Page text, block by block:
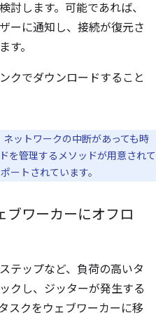
討します。可能であれば、
ーに通知し、接続が復元さ
す。
クでダウンロードすること
ネットワークの中断があっても時
を管理するメソッドが用意されて
ートされています。
ブワーカーにオフロ
テップなど、負荷の高いタ
クし、ジッターが発生する
スクをウェブワーカーに移